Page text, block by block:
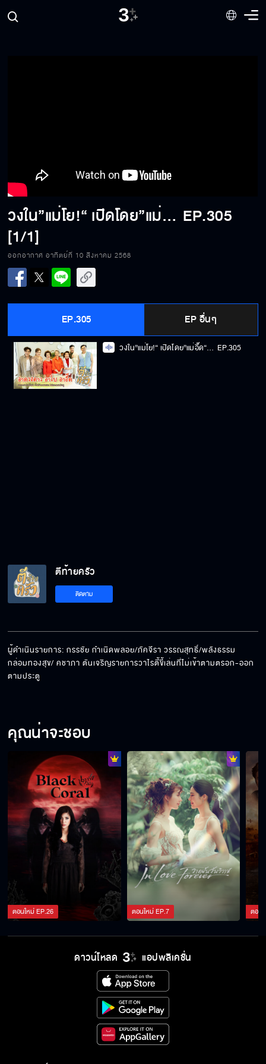
วงใน”แม่โย!“ เปิดโดย”แม่อี๊ด“ และน้ำตา“แม่ดาว” 3แม่ ดาวTiktok | ตีท้ายครัว 10ส.ค.68 EP.305
[1/1]
ออกอากาศ อาทิตย์ที่ 10 สิงหาคม 2568
EP.305 EP อื่นๆ
วงใน”แม่โย!“ เปิดโดย”แม่อี๊ด“ และน้ำตา“แม่ดาว” 3แม่ ดาวTiktok | ตีท้ายครัว 10ส.ค.68 EP.305
ตีท้ายครัว
ติดตาม
ผู้ดำเนินรายการ: กรรชัย กำเนิดพลอย/ภัคจีรา วรรณสุทธิ์/พลังธรรม
กล่อมทองสุข/ คชาภา ตันเจริญรายการวาไรตี้ขี้เล่นที่ไม่เข้าตามตรอก-ออก
ตามประตู
คุณน่าจะชอบ
ตอนใหม่EP.26 ตอนใหม่EP.7 ตอน
ดาวน์โหลด แอปพลิเคชั่น